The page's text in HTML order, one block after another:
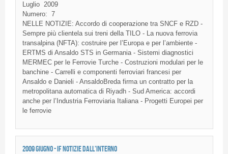
Luglio 2009
Numero: 7
NELLE NOTIZIE: Accordo di cooperazione tra SNCF e RZD -
Sempre più clientela sui treni della TILO - La nuova ferrovia
transalpina (NFTA): costruire per l’Europa e per l’ambiente -
ERTMS di Ansaldo STS in Germania - Sistemi diagnostici
MERMEC per le Ferrovie Turche - Costruzioni modulari per le
banchine - Carrelli e componenti ferroviari francesi per
Ansaldo e Danieli - AnsaldoBreda firma un contratto per la
metropolitana automatica di Riyadh - Sud America: accordi
anche per l’Industria Ferroviaria Italiana - Progetti Europei per
le ferrovie
2009 GIUGNO - IF NOTIZIE DALL'INTERNO